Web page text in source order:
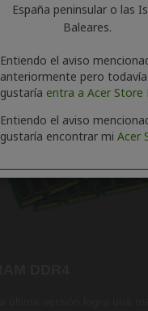
España peninsular o las
Baleares.
Entiendo el aviso
anteriormente pero
gustaría entra a Acer Store
Entiendo el aviso
gustaría encontrar mi Acer